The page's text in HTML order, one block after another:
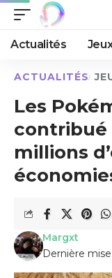
Actualités
ACTUALITÉS
Les
contribué
millions
Dernière mise
Margxt